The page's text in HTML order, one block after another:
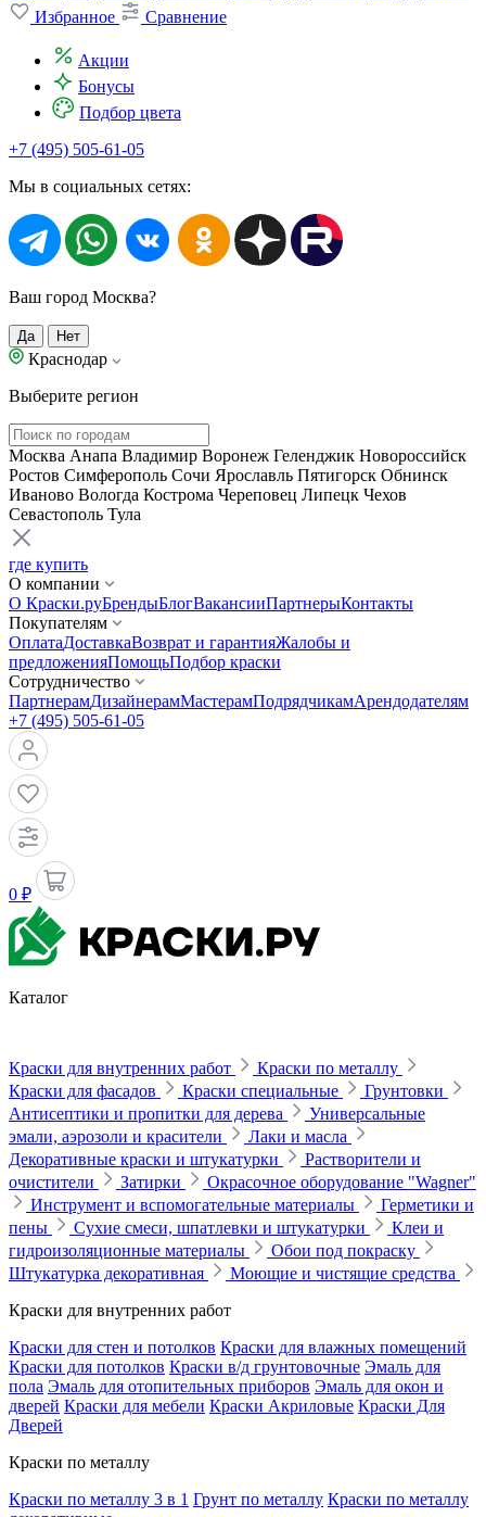
Избранное
Сравнение
Акции
Бонусы
Подбор цвета
+7 (495) 505-61-05
Мы в социальных сетях:
Ваш город Москва?
Да Нет
Краснодар
Выберите регион
Москва Анапа Владимир Воронеж Геленджик Новороссийск
Ростов Симферополь Сочи Ярославль Пятигорск Обнинск
Иваново Вологда Кострома Череповец Липецк Чехов
Севастополь Тула
где купить
О компании
О Краски.руБрендыБлогВакансииПартнерыКонтакты
Покупателям
ОплатаДоставкаВозврат и гарантияЖалобы и
предложенияПомощьПодбор краски
Сотрудничество
ПартнерамДизайнерамМастерамПодрядчикамАрендодателям
+7 (495) 505-61-05
0 ₽
Каталог
Краски для внутренних работ
Краски по металлу
Краски для фасадов
Краски специальные
Грунтовки
Антисептики и пропитки для дерева
Универсальные
эмали, аэрозоли и красители
Лаки и масла
Декоративные краски и штукатурки
Растворители и
очистители
Затирки
Окрасочное оборудование "Wagner"
Инструмент и вспомогательные материалы
Герметики и
пены
Сухие смеси, шпатлевки и штукатурки
Клеи и
гидроизоляционные материалы
Обои под покраску
Штукатурка декоративная
Моющие и чистящие средства
Краски для внутренних работ
Краски для стен и потолков Краски для влажных помещений
Краски для потолков Краски в/д грунтовочные Эмаль для
пола Эмаль для отопительных приборов Эмаль для окон и
дверей Краски для мебели Краски Акриловые Краски Для
Дверей
Краски по металлу
Краски по металлу 3 в 1 Грунт по металлу Краски по металлу